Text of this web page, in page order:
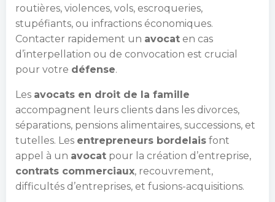
routières, violences, vols, escroqueries,
stupéfiants, ou infractions économiques.
Contacter rapidement un avocat en cas
d’interpellation ou de convocation est crucial
pour votre défense.
Les avocats en droit de la famille
accompagnent leurs clients dans les divorces,
séparations, pensions alimentaires, successions, et
tutelles. Les entrepreneurs bordelais font
appel à un avocat pour la création d’entreprise,
contrats commerciaux, recouvrement,
difficultés d’entreprises, et fusions-acquisitions.